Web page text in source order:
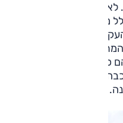
לאחר מתיחת הפנים זכתה
מסך ענק עליו מוצגים לוח
ומסך המולטימדיה
כאן בשבילו כרמז להמשך
הדוקה – הכל מייצר